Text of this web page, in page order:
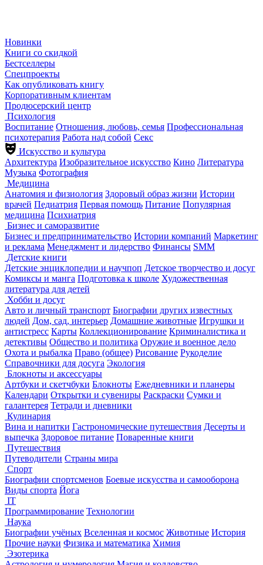
Новинки
Книги со скидкой
Бестселлеры
Спецпроекты
Как опубликовать книгу
Корпоративным клиентам
Продюсерский центр
Психология
Воспитание Отношения, любовь, семья Профессиональная
психотерапия Работа над собой Секс
Искусство и культура
Архитектура Изобразительное искусство Кино Литература
Музыка Фотография
Медицина
Анатомия и физиология Здоровый образ жизни Истории
врачей Педиатрия Первая помощь Питание Популярная
медицина Психиатрия
Бизнес и саморазвитие
Бизнес и предпринимательство Истории компаний Маркетинг
и реклама Менеджмент и лидерство Финансы SMM
Детские книги
Детские энциклопедии и научпоп Детское творчество и досуг
Комиксы и манга Подготовка к школе Художественная
литература для детей
Хобби и досуг
Авто и личный транспорт Биографии других известных
людей Дом, сад, интерьер Домашние животные Игрушки и
антистресс Карты Коллекционирование Криминалистика и
детективы Общество и политика Оружие и военное дело
Охота и рыбалка Право (общее) Рисование Рукоделие
Справочники для досуга Экология
Блокноты и аксессуары
Артбуки и скетчбуки Блокноты Ежедневники и планеры
Календари Открытки и сувениры Раскраски Сумки и
галантерея Тетради и дневники
Кулинария
Вина и напитки Гастрономические путешествия Десерты и
выпечка Здоровое питание Поваренные книги
Путешествия
Путеводители Страны мира
Спорт
Биографии спортсменов Боевые искусства и самооборона
Виды спорта Йога
IT
Программирование Технологии
Наука
Биографии учёных Вселенная и космос Животные История
Прочие науки Физика и математика Химия
Эзотерика